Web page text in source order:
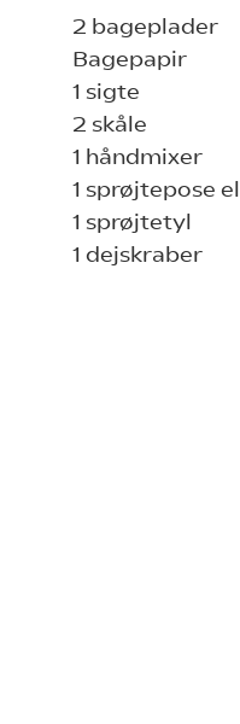
2 bageplader
Bagepapir
1 sigte
2 skåle
1 håndmixer
1 sprøjtepose
1 sprøjtetyl
1 dejskraber